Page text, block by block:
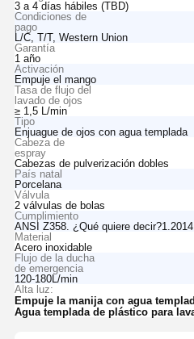
3 a 4 días hábiles (TBD)
Condiciones de
pago
L/C, T/T, Western Union
Garantía
1 año
Activación
Empuje el mango
Tasa de flujo del
lavado de ojos
≥ 1,5 L/min
Tipo
Enjuague de ojos con agua templada
Cabeza de
espray
Cabezas de pulverización dobles
País natal
Porcelana
Válvula
2 válvulas de bolas
Cumplimiento
ANSI Z358. ¿Qué quiere
Material
Acero inoxidable
Flujo de la ducha
de emergencia
120-180L/min
Alta luz:
Empuje la manija con agua
Agua templada de plástico para